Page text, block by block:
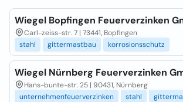
Wiegel Bopfingen Feuerverzinken
Carl-zeiss-str. 7 | 73441, Bopfingen
stahl
gittermastbau korrosionsschutz
Wiegel Nürnberg Feuerverzinken
Hans-bunte-str. 25 | 90431, Nürnberg
unternehmenfeuerverzinken
stahl